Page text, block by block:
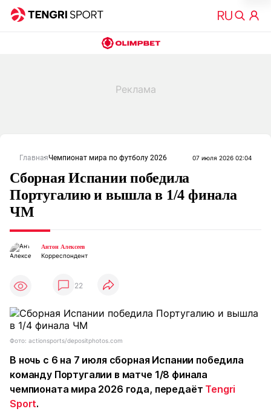
ГлавнаяЧемпионат мира по футболу 2026 07 июля 2026 02:04
Сборная Испании победила
Португалию и вышла в 1/4 финала
ЧМ
Антон Алексеев
Корреспондент
22
Фото: actionsports/depositphotos.com
В ночь с 6 на 7 июля сборная Испании победила
команду Португалии в матче 1/8 финала
чемпионата мира 2026 года, передаёт Tengri
Sport.